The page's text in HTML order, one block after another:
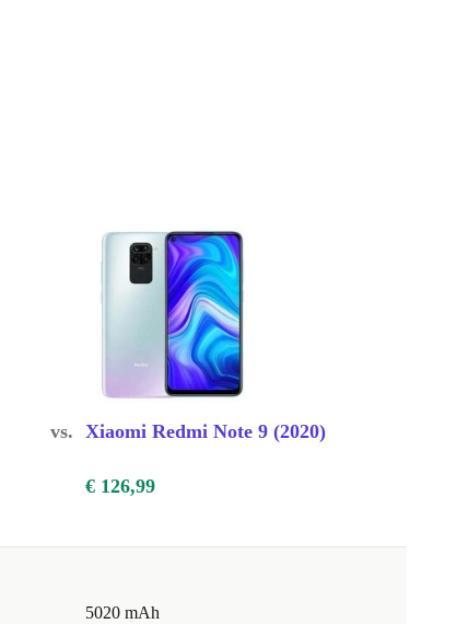
vs. Xiaomi Redmi Note 9 (2020)
€ 126,99
5020 mAh